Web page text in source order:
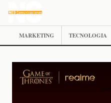
MARKETING TECNOLOGIA